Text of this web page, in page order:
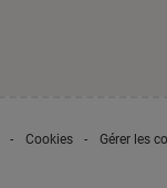
Cookies
Gérer les